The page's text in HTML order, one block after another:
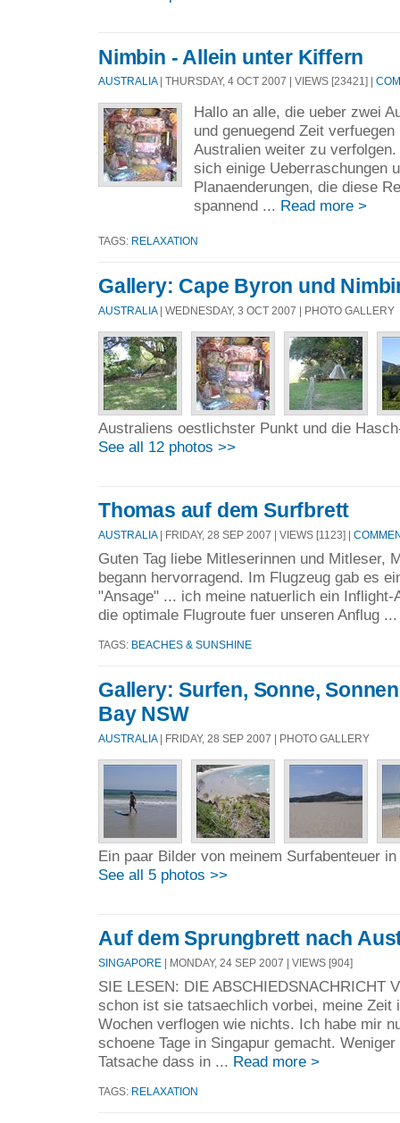
Nimbin - Allein unter Kiffern
AUSTRALIA| THURSDAY, 4 OCT 2007 | VIEWS [23421] |
Hallo an alle, die ueber zwei
und genuegend Zeit
Australien weiter zu
sich einige Ueberraschungen
Planaenderungen, die diese
spannend ... Read more >
TAGS: RELAXATION
Gallery: Cape Byron und
AUSTRALIA| WEDNESDAY, 3 OCT 2007 | PHOTO GALLERY
Australiens oestlichster Punkt und die
See all 12 photos >>
Thomas auf dem Surfbrett
AUSTRALIA| FRIDAY, 28 SEP 2007 | VIEWS [1123] |
Guten Tag liebe Mitleserinnen und Mitleser,
begann hervorragend. Im Flugzeug gab es
"Ansage" ... ich meine natuerlich ein Inflight-
die optimale Flugroute fuer unseren Anflug
TAGS: BEACHES & SUNSHINE
Gallery: Surfen, Sonne,
Bay NSW
AUSTRALIA| FRIDAY, 28 SEP 2007 | PHOTO GALLERY
Ein paar Bilder von meinem Surfabenteuer
See all 5 photos >>
Auf dem Sprungbrett nach
SINGAPORE | MONDAY, 24 SEP 2007 | VIEWS [904]
SIE LESEN: DIE ABSCHIEDSNACHRICHT
schon ist sie tatsaechlich vorbei, meine Zeit
Wochen verflogen wie nichts. Ich habe mir
schoene Tage in Singapur gemacht.
Tatsache dass in ... Read more >
TAGS: RELAXATION